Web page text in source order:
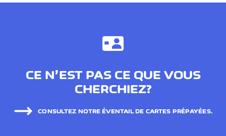
CE N’EST PAS CE QUE VOUS
CHERCHIEZ?
CONSULTEZ NOTRE ÉVENTAIL DE CARTES PRÉPAYÉES.